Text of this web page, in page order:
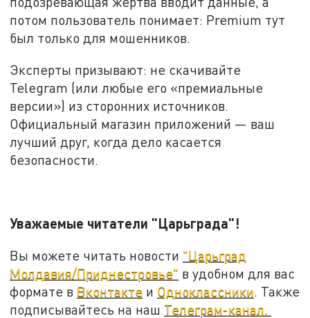
потом пользователь понимает: Premium тут
был только для мошенников.
Эксперты призывают: не скачивайте
Telegram (или любые его «премиальные
версии») из сторонних источников.
Официальный магазин приложений — ваш
лучший друг, когда дело касается
безопасности.
Уважаемые читатели "Царьграда"!
Вы можете читать новости "Царьград
Молдавия/Приднестровье" в удобном для вас
формате в Вконтакте и Одноклассники. Также
подписывайтеcь на наш Телеграм-канал.